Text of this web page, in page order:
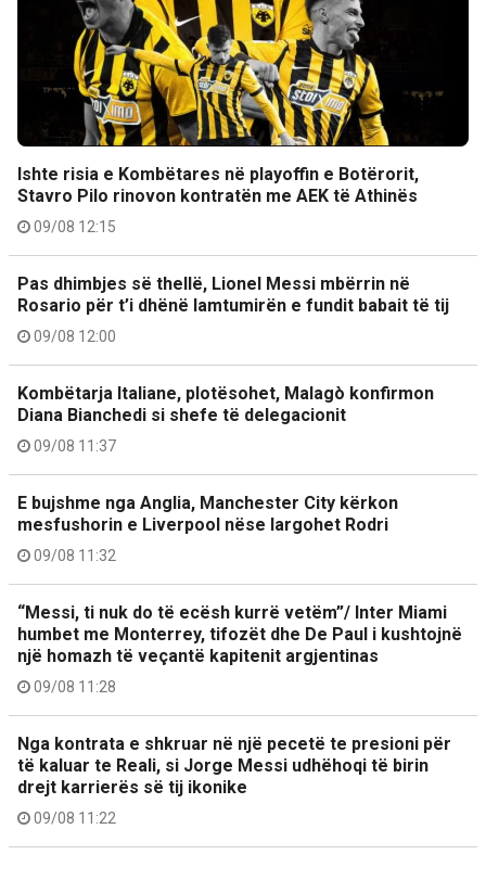
Ishte risia e Kombëtares në playoffin e Botërorit,
Stavro Pilo rinovon kontratën me AEK të Athinës
09/08 12:15
Pas dhimbjes së thellë, Lionel Messi mbërrin në
Rosario për t’i dhënë lamtumirën e fundit babait të tij
09/08 12:00
Kombëtarja Italiane, plotësohet, Malagò konfirmon
Diana Bianchedi si shefe të delegacionit
09/08 11:37
E bujshme nga Anglia, Manchester City kërkon
mesfushorin e Liverpool nëse largohet Rodri
09/08 11:32
“Messi, ti nuk do të ecësh kurrë vetëm”/ Inter Miami
humbet me Monterrey, tifozët dhe De Paul i kushtojnë
një homazh të veçantë kapitenit argjentinas
09/08 11:28
Nga kontrata e shkruar në një pecetë te presioni për
të kaluar te Reali, si Jorge Messi udhëhoqi të birin
drejt karrierës së tij ikonike
09/08 11:22